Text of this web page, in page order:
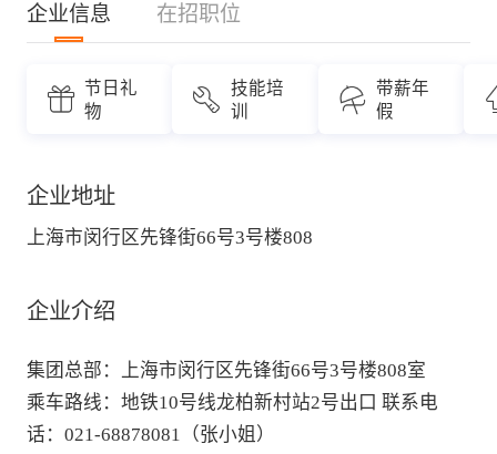
企业信息 在招职位
节日礼
物
技能培
训
带薪年
假
企业地址
上海市闵行区先锋街66号3号楼808
企业介绍
集团总部：上海市闵行区先锋街66号3号楼808室
乘车路线：地铁10号线龙柏新村站2号出口 联系电
话：021-68878081（张小姐）